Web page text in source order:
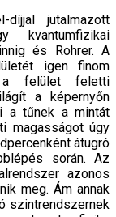
díjjal jutalmazott
kvantumfizikai
és Rohrer. A
igen finom
a felület feletti
a képernyőn
a tűnek a mintát
magasságot úgy
átugró
során. Az
azonos
meg. Ám annak
szintrendszernek